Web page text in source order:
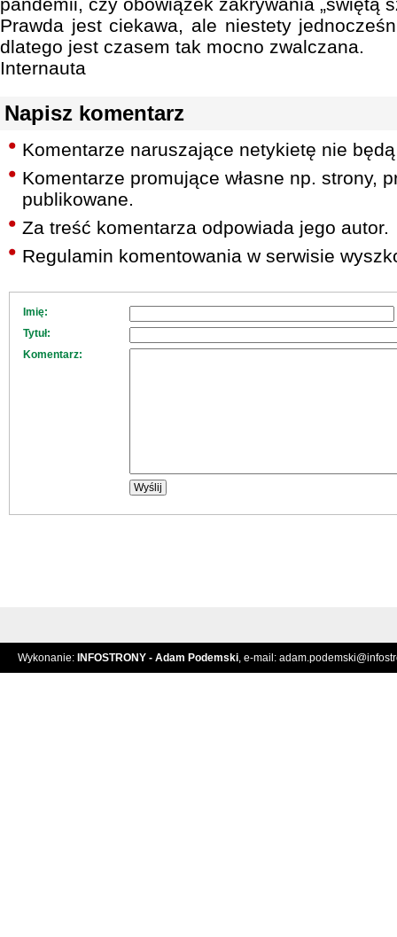
Prawda jest ciekawa, ale niestety
dlatego jest czasem tak mocno zwalczana.
Internauta
Napisz komentarz
Komentarze naruszające netykietę nie
Komentarze promujące własne np. strony,
publikowane.
Za treść komentarza odpowiada jego autor.
Regulamin komentowania w serwisie
Imię:
Tytuł:
Komentarz:
Wykonanie: INFOSTRONY - Adam Podemski, e-mail: